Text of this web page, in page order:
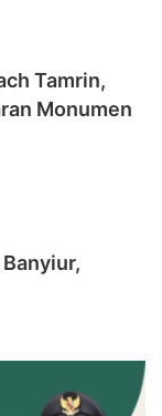
Tamrin,
Monumen